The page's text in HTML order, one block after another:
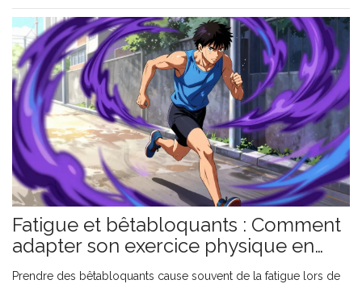
Fatigue et bêtabloquants : Comment
adapter son exercice physique en
toute sécurité
Prendre des bêtabloquants cause souvent de la fatigue lors de